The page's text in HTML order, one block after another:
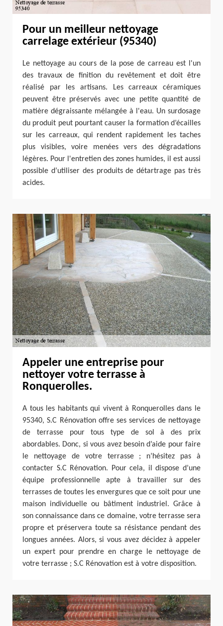
Pour un meilleur nettoyage
carrelage extérieur (95340)
Le nettoyage au cours de la pose de carreau est l'un
des travaux de finition du revêtement et doit être
réalisé par les artisans. Les carreaux céramiques
peuvent être préservés avec une petite quantité de
matière dégraissante mélangée à l'eau. Un surdosage
du produit peut pourtant causer la formation d’écailles
sur les carreaux, qui rendent rapidement les taches
plus visibles, voire menées vers des dégradations
légères. Pour l'entretien des zones humides, il est aussi
possible d’utiliser des produits de détartrage pas très
acides.
Appeler une entreprise pour
nettoyer votre terrasse à
Ronquerolles.
A tous les habitants qui vivent à Ronquerolles dans le
95340, S.C Rénovation offre ses services de nettoyage
de terrasse pour tous type de sol à des prix
abordables. Donc, si vous avez besoin d’aide pour faire
le nettoyage de votre terrasse ; n’hésitez pas à
contacter S.C Rénovation. Pour cela, il dispose d’une
équipe professionnelle apte à travailler sur des
terrasses de toutes les envergures que ce soit pour une
maison individuelle ou bâtiment industriel. Grâce à
son connaissance dans ce domaine, votre terrasse sera
propre et préservera toute sa résistance pendant des
longues années. Alors, si vous avez décidez à appeler
un expert pour prendre en charge le nettoyage de
votre terrasse ; S.C Rénovation est à votre disposition.